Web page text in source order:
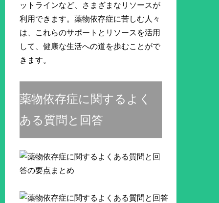
ットラインなど、さまざまなリソースが
利用できます。薬物依存症に苦しむ人々
は、これらのサポートとリソースを活用
して、健康な生活への道を歩むことがで
きます。
薬物依存症に関するよく
ある質問と回答